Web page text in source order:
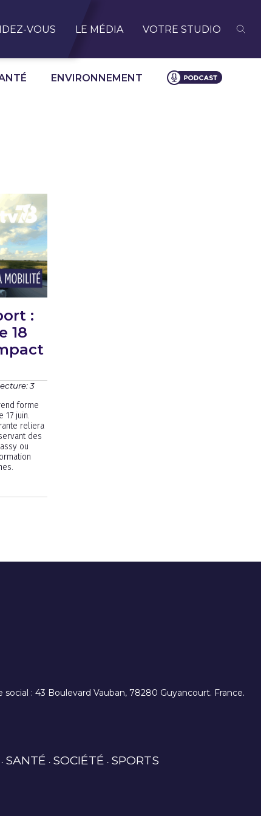
VOUS LE MÉDIA VOTRE STUDIO
ENVIRONNEMENT
:
18
3
forme
17 juin.
reliera
des
ou
: 43 Boulevard Vauban, 78280 Guyancourt. France.
SANTÉ SOCIÉTÉ SPORTS